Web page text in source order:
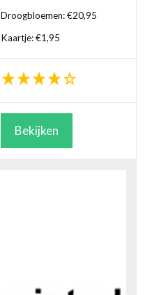
Droogbloemen: €20,95
Kaartje: €1,95
Bekijken